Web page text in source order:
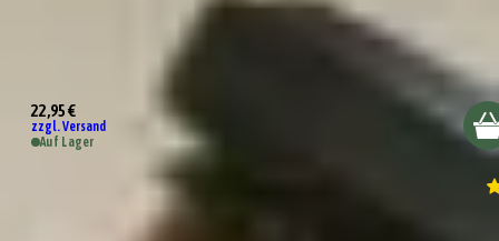
Wundertüte Lieber mehr Nudeln als Sorgen
22,95 €
zzgl. Versand
Auf Lager